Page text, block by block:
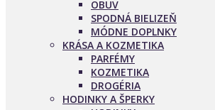
OBUV
SPODNÁ BIELIZEŇ
MÓDNE DOPLNKY
KRÁSA A KOZMETIKA
PARFÉMY
KOZMETIKA
DROGÉRIA
HODINKY A ŠPERKY